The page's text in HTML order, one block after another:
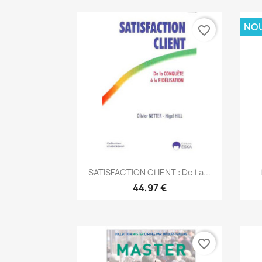
Aperçu rapide
SATISFACTION CLIENT : De La...
44,97 €
favorite_border
favorite_border